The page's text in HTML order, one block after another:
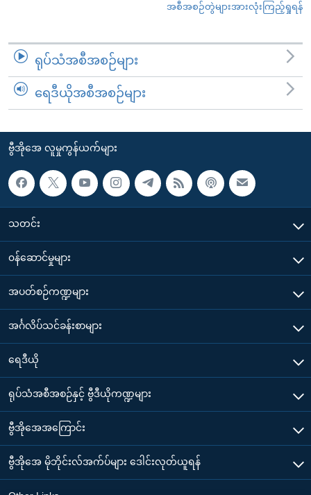
အစီအစဉ်တွဲများအားလုံးကြည့်ရှုရန်
ရုပ်သံအစီအစဉ်များ
ရေဒီယိုအစီအစဉ်များ
ဗွီအိုအေ လူမှုကွန်ယက်များ
သတင်း
၀န်ဆောင်မှုများ
အပတ်စဉ်ကဏ္ဍများ
အင်္ဂလိပ်သင်ခန်းစာများ
ရေဒီယို
ရုပ်သံအစီအစဉ်နှင့် ဗွီဒီယိုကဏ္ဍများ
ဗွီအိုအေအကြောင်း
ဗွီအိုအေ မိုဘိုင်းလ်အက်ပ်များ ဒေါင်းလုတ်ယူရန်